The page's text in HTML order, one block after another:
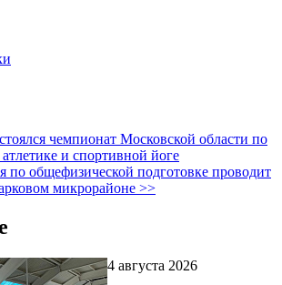
чемпионат Московской области по
и спортивной йоге
по общефизической подготовке проводит
микрорайоне >>
4 августа 2026